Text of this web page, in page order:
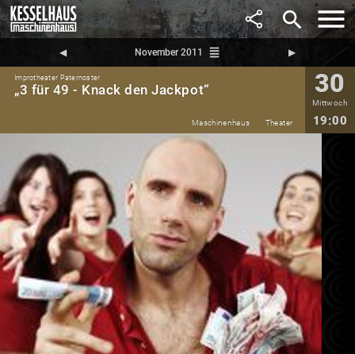
search
◀︎ November 2011 reorder ▶︎
Improtheater Paternoster
„3 für 49 - Knack den Jackpot“ 30
Mittwoch
19:00
Maschinenhaus Theater